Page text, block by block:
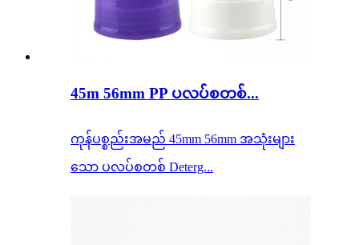
45m 56mm PP ပလပ်စတစ်...
ကုန်ပစ္စည်းအမည် 45mm 56mm အသုံးများ
သော ပလပ်စတစ် Deterg...